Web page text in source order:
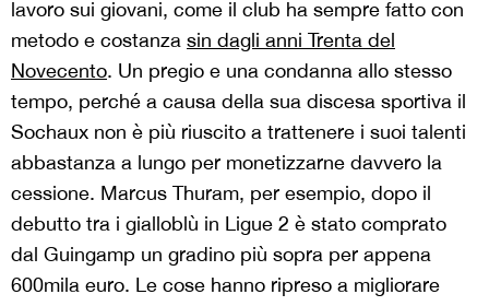
lavoro sui giovani, come il club ha sempre fatto con
metodo e costanza sin dagli anni Trenta del
Novecento. Un pregio e una condanna allo stesso
tempo, perché a causa della sua discesa sportiva il
Sochaux non è più riuscito a trattenere i suoi talenti
abbastanza a lungo per monetizzarne davvero la
cessione. Marcus Thuram, per esempio, dopo il
debutto tra i gialloblù in Ligue 2 è stato comprato
dal Guingamp un gradino più sopra per appena
600mila euro. Le cose hanno ripreso a migliorare